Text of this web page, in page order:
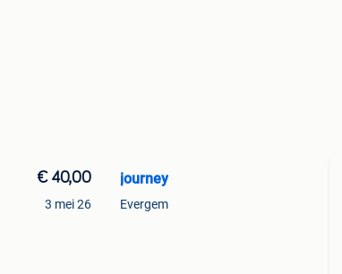
€ 40,00
3 mei 26
journey
Evergem